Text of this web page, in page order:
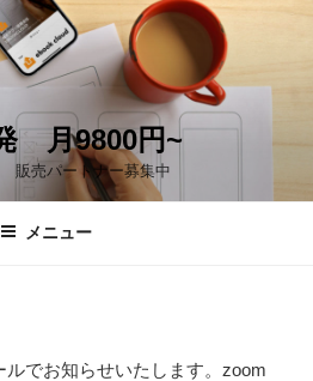
月9800円~
販売パートナー募集中
メニュー
でお知らせいたします。zoom